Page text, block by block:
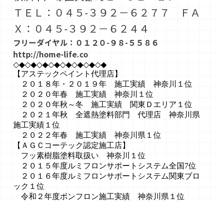
ＴＥＬ：０４５-３９２－６２７７ ＦＡ
Ｘ：０４５-３９２－６２４４
フリーダイヤル：０１２０-９８-５５８６
http://home-life.co
◇◆◇◆◇◆◇◆◇◆◇◆◇◆◇◆
【アステックペイント代理店】
２０１８年・２０１９年 施工実績 神奈川１位
２０２０年春 施工実績 神奈川１位
２０２０年秋～冬 施工実績 関東Ｄエリア１位
２０２１年秋 全遮熱塗料部門 代理店 神奈川県
施工実績１位
２０２２年春 施工実績 神奈川県１位
【ＡＧＣコーテック認定施工店】
フッ素樹脂塗料取扱い 神奈川１位
２０１５年度ルミフロンサポートシステム全国7位
２０１６年度ルミフロンサポートシステム関東ブロ
ック１位
令和２年度ボンフロン施工実績 神奈川県１位